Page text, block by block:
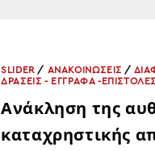
SLIDER/ ΑΝΑΚΟΙΝΩΣΕΙΣ /
ΔΡΑΣΕΙΣ - ΕΓΓΡΑΦΑ -
Ανάκληση της
καταχρηστικής